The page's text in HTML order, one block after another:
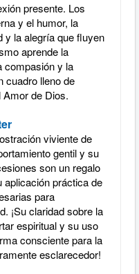
presente. Los
y el humor, la
y la alegría que fluyen
aprende la
compasión y la
cuadro lleno de
Amor de Dios.
viviente de
gentil y su
son un regalo
práctica de
para
¡Su claridad sobre la
espiritual y su uso
consciente para la
esclarecedor!